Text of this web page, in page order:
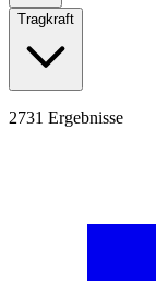
Tragkraft
2731 Ergebnisse